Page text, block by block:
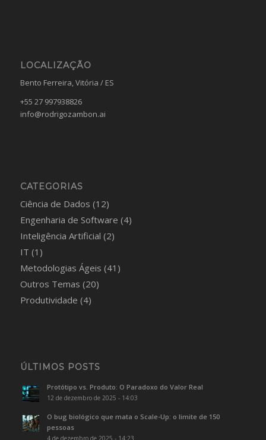
LOCALIZAÇÃO
Bento Ferreira, Vitória / ES
+55 27 997938826
info@rodrigozambon.ai
CATEGORIAS
Ciência de Dados (12)
Engenharia de Software (4)
Inteligência Artificial (2)
IT (1)
Metodologias Ágeis (41)
Outros Temas (20)
Produtividade (4)
ÚLTIMOS POSTS
Protótipo vs. Produto: O Paradoxo do Valor Real
12 de dezembro de 2025 - 14:03
O bug biológico que mata o Scale-Up: o limite de 150
pessoas
4 de dezembro de 2025 - 14:23